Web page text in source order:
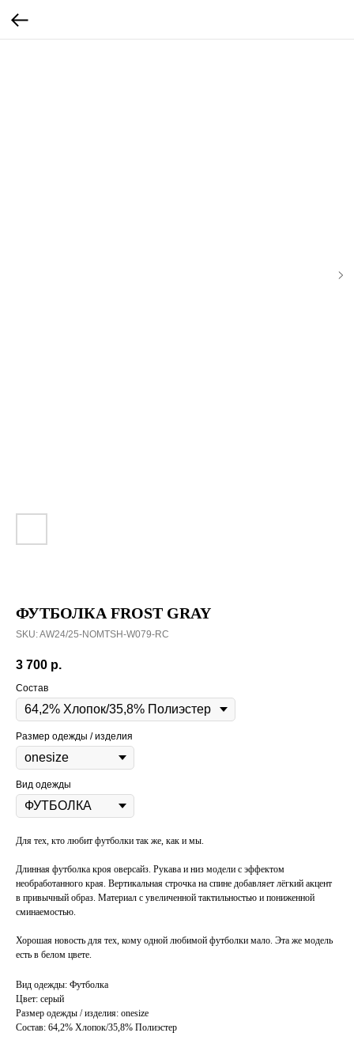
ФУТБОЛКА FROST GRAY
SKU:AW24/25-NOMTSH-W079-RC
3 700 р.
Состав
Размер одежды / изделия
Вид одежды
Для тех, кто любит футболки так же, как и мы.
Длинная футболка кроя оверсайз. Рукава и низ модели с эффектом
необработанного края. Вертикальная строчка на спине добавляет лёгкий акцент
в привычный образ. Материал с увеличенной тактильностью и пониженной
сминаемостью.
Хорошая новость для тех, кому одной любимой футболки мало. Эта же модель
есть в белом цвете.
Вид одежды: Футболка
Цвет: серый
Размер одежды / изделия: onesize
Состав: 64,2% Хлопок/35,8% Полиэстер